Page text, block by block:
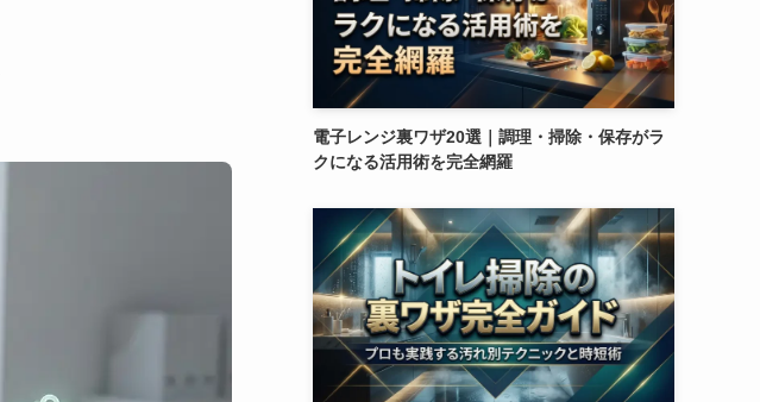
電子レンジ裏ワザ20選｜調理・掃除・保存がラ
クになる活用術を完全網羅